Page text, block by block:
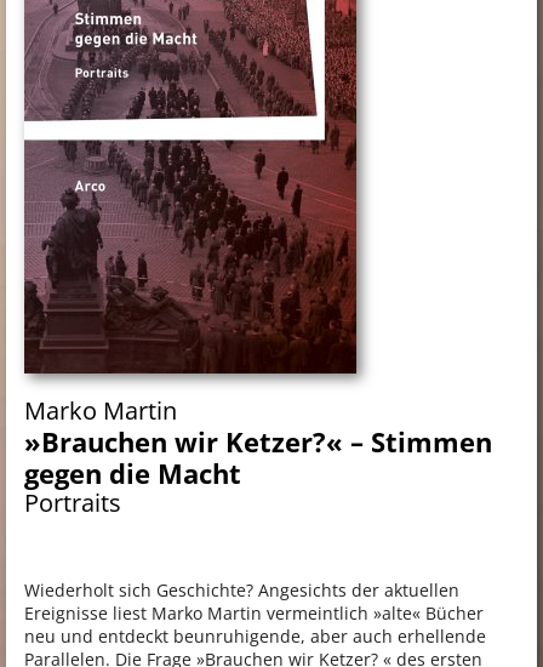
Marko Martin
»Brauchen wir Ketzer?« – Stimmen
gegen die Macht
Portraits
Wiederholt sich Geschichte? Angesichts der aktuellen
Ereignisse liest Marko Martin vermeintlich »alte« Bücher
neu und entdeckt beunruhigende, aber auch erhellende
Parallelen. Die Frage »Brauchen wir Ketzer? « des ersten